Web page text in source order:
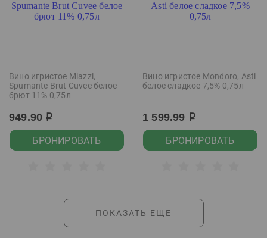
Вино игристое Miazzi,
Spumante Brut Cuvee белое
брют 11% 0,75л
949.90 р
БРОНИРОВАТЬ
Вино игристое Mondoro, Asti
белое сладкое 7,5% 0,75л
1 599.99 р
БРОНИРОВАТЬ
ПОКАЗАТЬ ЕЩЕ